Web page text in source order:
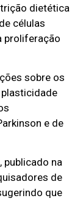
dietética
células
proliferação
sobre os
e de
publicado na
de
que